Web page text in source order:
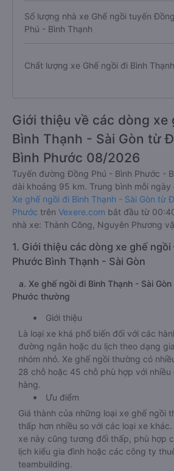
Số lượng nhà xe Ghế ngồi tuyến Đồng
Phú - Bình Thạnh
Chất lượng xe Ghế ngồi đi Bình Thạnh
Giới thiệu về các dòng xe
Bình Thạnh - Sài Gòn từ
Bình Phước 08/2026
Tuyến đường Đồng Phú - Bình Phước -
dài khoảng 95 km. Trung bình mỗi
Xe ghế ngồi đi Bình Thạnh - Sài Gòn từ
Phước trên Vexere.com bắt đầu từ
nhà xe: Thành Công, Nguyên Phương
1. Giới thiệu các dòng xe ghế
Phước Bình Thạnh - Sài Gòn
a. Xe ghế ngồi đi Bình Thạnh - Sài
Phước thường
Giới thiệu
Là loại xe khá phổ biến đối với các
đường ngắn hoặc du lịch theo dạng
nhóm nhỏ. Xe ghế ngồi thường có
28 chỗ hoặc 45 chỗ phù hợp với
hàng.
Ưu điểm
Giá thành của những loại xe ghế ngồi
thấp hơn nhiều so với các loại xe
xe này cũng tương đối thấp, phù hợp
lịch kiểu gia đình hoặc các công ty
teambuilding.